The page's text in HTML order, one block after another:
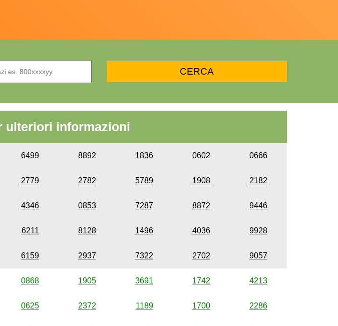
ulteriori informazioni
6499 8892 1836 0602 0666
2779 2782 5789 1908 2182
4346 0853 7287 8872 9446
6211 8128 1496 4036 9928
6159 2937 7322 2702 9057
0868 1905 3691 1742 4213
0625 2372 1189 1700 2286